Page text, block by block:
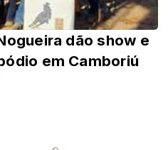
dão show e
em Camboriú